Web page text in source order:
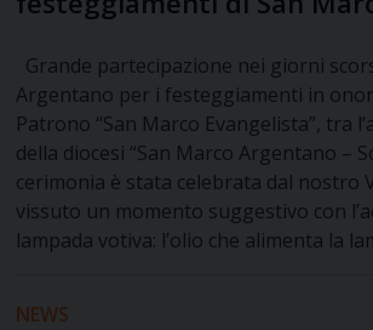
Grande partecipazione nei giorni
Argentano per i festeggiamenti in
Patrono “San Marco Evangelista”, tra
della diocesi “San Marco Argentano –
cerimonia è stata celebrata dal nostro
vissuto un momento suggestivo con
lampada votiva: l’olio che alimenta la
NEWS